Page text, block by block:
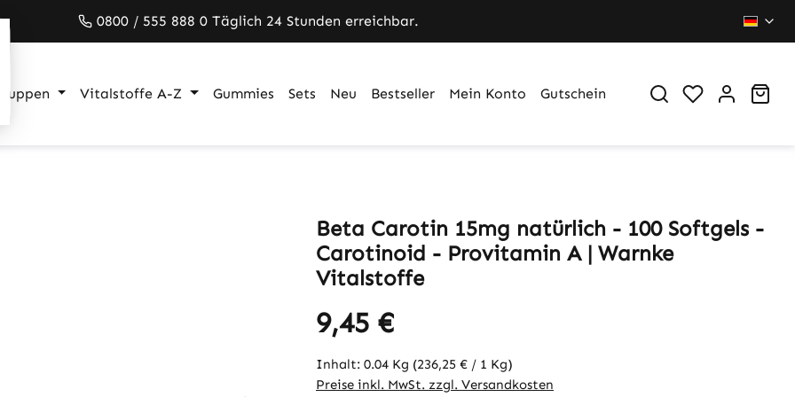
0800 / 555 888 0 Täglich 24 Stunden erreichbar.
Vitalstoffe A-Z Gummies Sets Neu Bestseller Mein Konto Gutschein Du hast 0
Beta Carotin 15mg natürlich - 100 Softgels -
Carotinoid - Provitamin A | Warnke
Vitalstoffe
9,45 €
Inhalt: 0.04 Kg (236,25 € / 1 Kg)
Preise inkl. MwSt. zzgl. Versandkosten